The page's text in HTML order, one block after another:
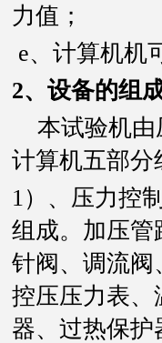
力值；
e、 计算机机
2、设备的组
本试验机
计算机五部分
1）、压力控
组成。加压管
针阀、调流阀
控压压力表、
器、过热保